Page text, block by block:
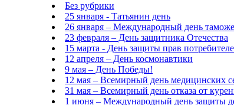
Без рубрики
25 января - Татьянин день
26 января – Международный день
23 февраля – День защитника Отечества
15 марта - День защиты прав
12 апреля – День космонавтики
9 мая – День Победы!
12 мая – Всемирный день медицинских
31 мая – Всемирный день отказа от
1 июня – Международный день защиты